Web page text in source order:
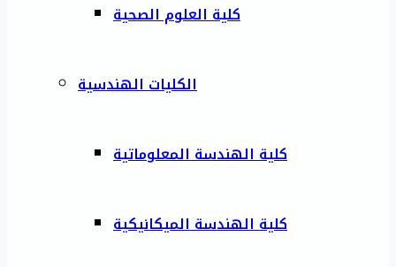
كلية العلوم الصحية
الكليات الهندسية
كلية الهندسة المعلوماتية
كلية الهندسة الميكانيكية